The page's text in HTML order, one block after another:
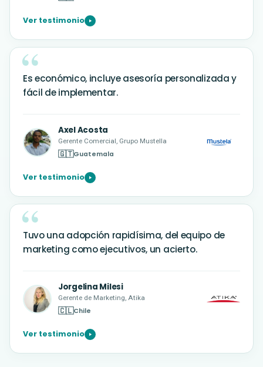
Ver testimonio
Es económico, incluye asesoría personalizada y
fácil de implementar.
Axel Acosta
Gerente Comercial, Grupo Mustella
🇬🇹Guatemala
Ver testimonio
Tuvo una adopción rapidísima, del equipo de
marketing como ejecutivos, un acierto.
Jorgelina Milesi
Gerente de Marketing, Atika
🇨🇱Chile
Ver testimonio